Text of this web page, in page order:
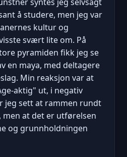
å studere, men jeg var
kultur og
svært lite om. På
pyramiden fikk jeg se
en maya, med deltagere
Min reaksjon var at
aktig" ut, i negativ
jeg sett at rammen rundt
at det er utførelsen
og grunnholdningen